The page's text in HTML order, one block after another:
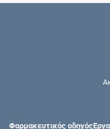
Φαρμακευτικός οδηγός